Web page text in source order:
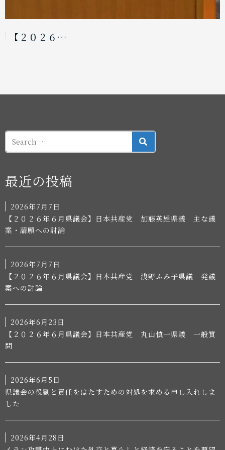
【２０２６…
SEARCH
最近の投稿
2026年7月7日
【２０２６年６月県議会】日本共産党 加藤英雄県議 主な議
案・請願への討論
2026年7月7日
【２０２６年６月県議会】日本共産党 浅野ふみ子県議 発議
案への討論
2026年6月23日
【２０２６年６月県議会】日本共産党 丸山慎一県議 一般質
問
2026年6月5日
県議会の役割と責任をはたすための対処を求める申し入れしま
した
2026年4月28日